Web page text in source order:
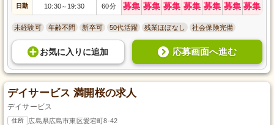
日勤 10:30～ 19:30 60分 募集 募集 募集 募集 募集 募集 募集
未経験可 年齢不問 新卒可 50代活躍 残業ほぼなし 社会保険完備
お気に入り に追加 応募画面へ進む
デイサービス 満開桜の求人
デイサービス
住所 広島県広島市東区愛宕町8-42